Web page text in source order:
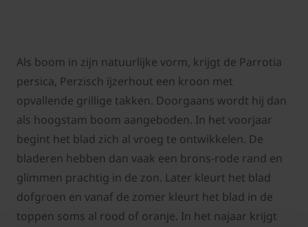
Als boom in zijn natuurlijke vorm, krijgt de Parrotia
persica, Perzisch ijzerhout een kroon met
opvallende grillige takken. Doorgaans wordt hij dan
als hoogstam boom aangeboden. In het voorjaar
begint het blad zich al vroeg te ontwikkelen. De
bladeren hebben dan vaak een brons-rode rand en
glimmen prachtig in de zon. Later kleurt het blad
dofgroen en vanaf de zomer kleurt het blad in de
toppen soms al rood of oranje. In het najaar krijgt